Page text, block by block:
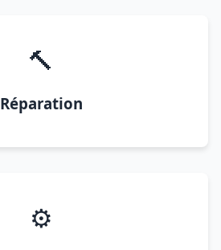
🔨
Réparation
⚙️